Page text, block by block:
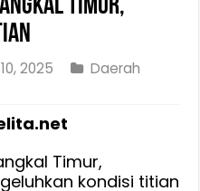
Timur,
2025
Daerah
Timur,
kondisi titian